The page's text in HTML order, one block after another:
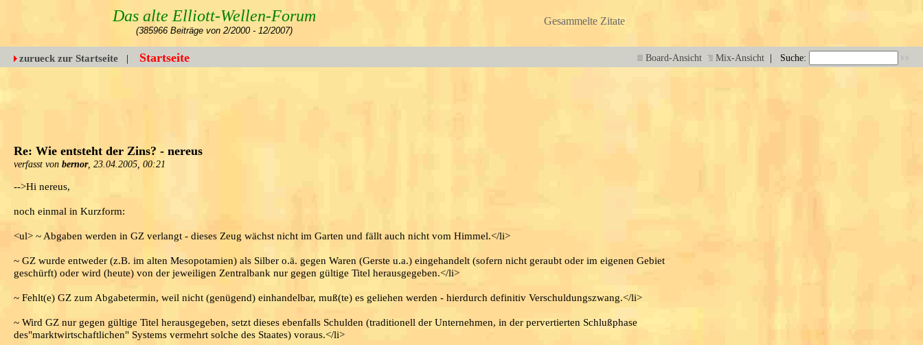
Das alte Elliott-Wellen-Forum
(385966 Beiträge von 2/2000 - 12/2007)
Gesammelte Zitate
zurueck zur Startseite | Startseite Board-Ansicht Mix-Ansicht | Suche:
Re: Wie entsteht der Zins? - nereus
verfasst von bernor, 23.04.2005, 00:21
-->Hi nereus,
noch einmal in Kurzform:
<ul> ~ Abgaben werden in GZ verlangt - dieses Zeug wächst nicht im Garten und fällt auch nicht vom Himmel.</li>
~ GZ wurde entweder (z.B. im alten Mesopotamien) als Silber o.ä. gegen Waren (Gerste u.a.) eingehandelt (sofern nicht geraubt oder im eigenen Gebiet
geschürft) oder wird (heute) von der jeweiligen Zentralbank nur gegen gültige Titel herausgegeben.</li>
~ Fehlt(e) GZ zum Abgabetermin, weil nicht (genügend) einhandelbar, muß(te) es geliehen werden - hierdurch definitiv Verschuldungszwang.</li>
~ Wird GZ nur gegen gültige Titel herausgegeben, setzt dieses ebenfalls Schulden (traditionell der Unternehmen, in der pervertierten Schlußphase
des"marktwirtschaftlichen" Systems vermehrt solche des Staates) voraus.</li>